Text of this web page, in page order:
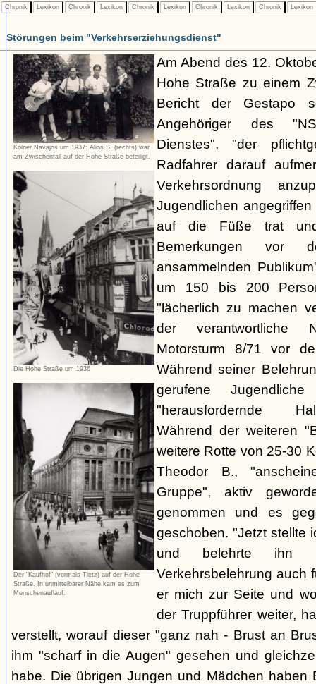
Chronik Lexikon Chronik Lexikon Chronik Lexikon Chronik Lexikon Chronik Lexikon
Störungen beim "Verkehrserziehungsdienst"
Kölner Navajos um 1937: Alios S. (rechts) war
am Zwischenfall auf der Hohe Straße beteiligt.
Die Hohe Straße um 1936
Der "Kaufhof" (vormals Tietz) auf der Hohe
Straße. In unmittelbarer Nähe kam es zum
Menschenauflauf.
Am Abend des 12.
Hohe Straße zu einem
Bericht der Gestapo
Angehöriger des
Dienstes", "der
Radfahrer darauf
Verkehrsordnung
Jugendlichen
auf die Füße trat und
Bemerkungen vor
ansammelnden
um 150 bis 200
"lächerlich zu machen
der verantwortliche
Motorsturm 8/71 vor
Während seiner
gerufene
"herausfordernde
Während der weiteren
weitere Rotte von 25-30
Theodor B.,
Gruppe", aktiv
genommen und es
geschoben. "Jetzt stellte
und belehrte ihn
Verkehrsbelehrung auch
er mich zur Seite und
der Truppführer weiter,
verstellt, worauf dieser "ganz nah - Brust an
ihm "scharf in die Augen" gesehen und
habe. Die übrigen Jungen und Mädchen haben